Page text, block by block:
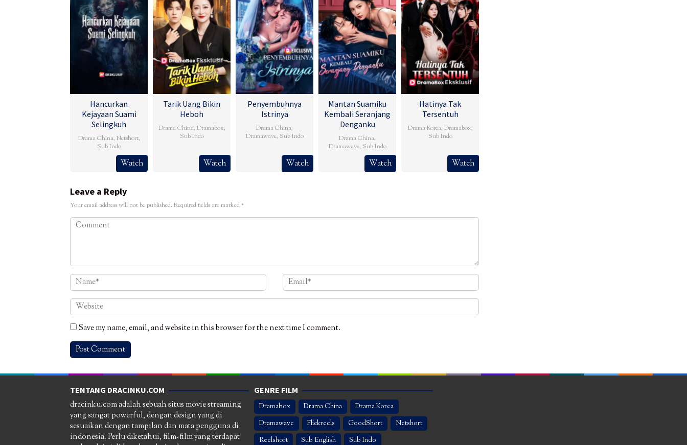
Hancurkan
Kejayaan Suami
Selingkuh
Drama China, Netshort,
Sub Indo
Watch
Tarik Uang Bikin
Heboh
Drama China, Dramabox,
Sub Indo
Watch
Penyembuhnya
Istrinya
Drama China,
Dramawave, Sub Indo
Watch
Mantan Suamiku
Kembali Seranjang
Denganku
Drama China,
Dramawave, Sub Indo
Watch
Hatinya Tak
Tersentuh
Drama Korea, Dramabox,
Sub Indo
Watch
Leave a Reply
Your email address will not be published. Required fields are marked*
Save my name, email, and website in this browser for the next time I comment.
TENTANG DRACINKU.COM
dracinku.com adalah sebuah situs movie streaming
yang sangat powerful, dengan design yang di
sesuaikan dengan tampilan dan mata pengguna di
indonesia. Perlu diketahui, film-film yang terdapat
GENRE FILM
Dramabox Drama China
Drama Korea
Dramawave
Flickreels GoodShort
Netshort
Reelshort
Sub English Sub Indo